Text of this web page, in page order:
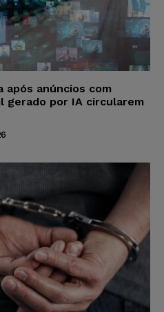
após anúncios com
por IA circularem